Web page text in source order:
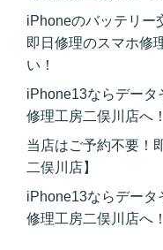
iPhoneのバッテリー
即日修理のスマホ修
い！
iPhone13ならデータ
修理工房二俣川店へ！
当店はご予約不要！
二俣川店】
iPhone13ならデータ
修理工房二俣川店へ！